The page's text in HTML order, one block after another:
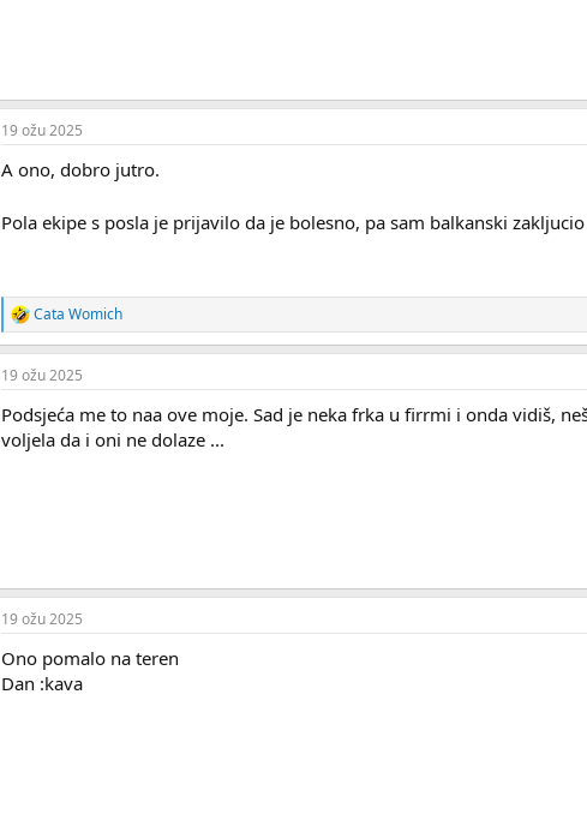
19 ožu 2025
A ono, dobro jutro.
Pola ekipe s posla je prijavilo da je bolesno, pa sam balkanski
R
e
a
c
i
o
Cata Womich
19 ožu 2025
Podsjeća me to naa ove moje. Sad je neka frka u firrmi i onda vidiš,
voljela da i oni ne dolaze ...
19 ožu 2025
Ono pomalo na teren
Dan :kava